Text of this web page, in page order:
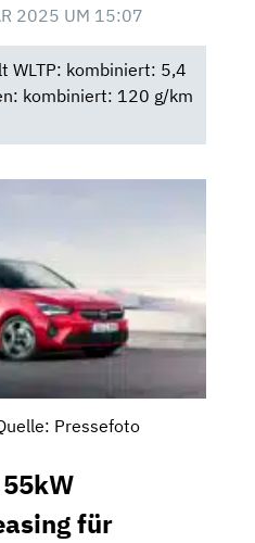
2025 UM 15:07
WLTP: kombiniert: 5,4
kombiniert: 120 g/km
Pressefoto
für